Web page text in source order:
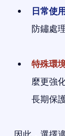
日常使
防鏽處
特殊環
麼更強
長期保護